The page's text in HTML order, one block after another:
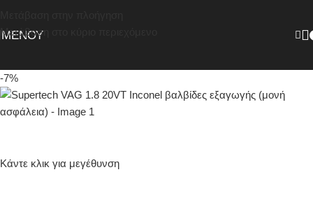
Μετάβαση στο κύριο περιεχόμενο
ΜΕΝΟΎ
-7%
Κάντε κλικ για μεγέθυνση